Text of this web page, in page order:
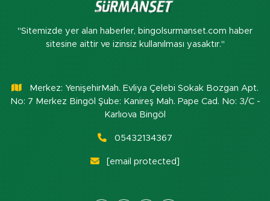
"Sitemizde yer alan haberler, bingolsurmanset.com haber
sitesine aittir ve izinsiz kullanılması yasaktır."
Merkez: YenişehirMah. Evliya Çelebi Sokak Bozgan Apt.
No: 7 Merkez Bingöl Şube: Kanireş Mah. Pape Cad. No: 3/C -
Karlıova Bingöl
05432134367
[email protected]